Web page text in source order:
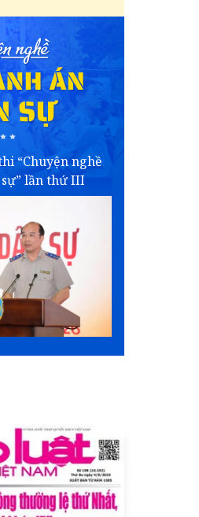
“Chuyện nghề
lần thứ III